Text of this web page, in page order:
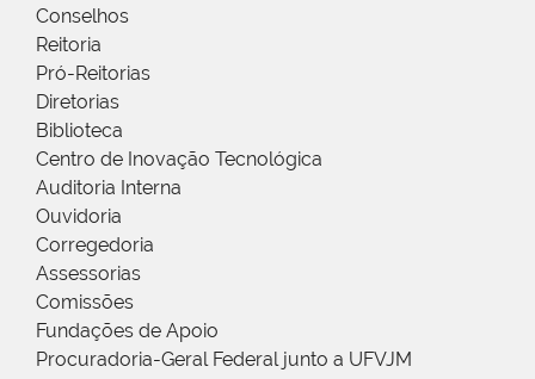
Conselhos
Reitoria
Pró-Reitorias
Diretorias
Biblioteca
Centro de Inovação Tecnológica
Auditoria Interna
Ouvidoria
Corregedoria
Assessorias
Comissões
Fundações de Apoio
Procuradoria-Geral Federal junto a UFVJM